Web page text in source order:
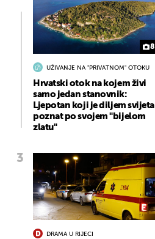
8
UŽIVANJE NA "PRIVATNOM" OTOKU
Hrvatski otok na kojem živi
samo jedan stanovnik:
Ljepotan koji je diljem svijeta
poznat po svojem "bijelom
zlatu"
DRAMA U RIJECI